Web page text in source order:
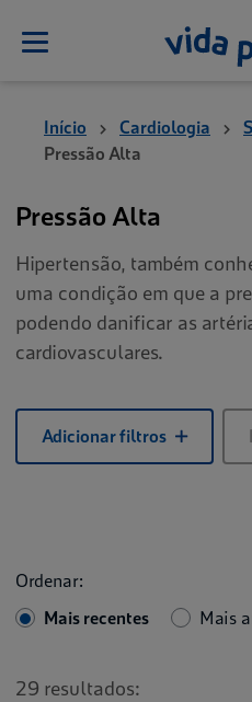
Início Cardiologia
Pressão Alta
Pressão Alta
Hipertensão, também
uma condição em que a
podendo danificar as
cardiovasculares.
Adicionar filtros
Ordenar:
Mais recentes
Mais
29 resultados: